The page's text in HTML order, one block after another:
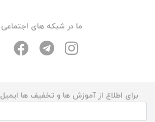
ما در شبکه های اجتماعی
برای اطلاع از آموزش ها و تخفیف ها ایمیل